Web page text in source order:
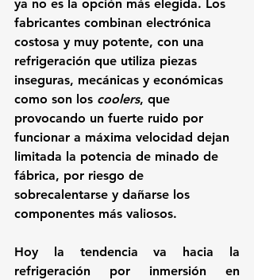
ya no es la opción más elegida. Los
fabricantes combinan electrónica
costosa y muy potente, con una
refrigeración que utiliza piezas
inseguras, mecánicas y económicas
como son los coolers, que
provocando un fuerte ruido por
funcionar a máxima velocidad dejan
limitada la potencia de minado de
fábrica, por riesgo de
sobrecalentarse y dañarse los
componentes más valiosos.
Hoy la tendencia va hacia la
refrigeración por inmersión en